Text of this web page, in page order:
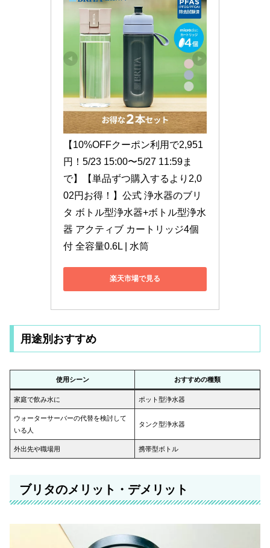
【10%OFFクーポン利用で2,951
円！5/23 15:00〜5/27 11:59ま
で】【単品ずつ購入するより2,0
02円お得！】公式 浄水器のブリ
タ ボトル型浄水器+ボトル型浄水
器 アクティブ カートリッジ4個
付 全容量0.6L | 水筒
楽天市場で見る
用途別おすすめ
使用シーン おすすめの種類
家庭で飲み水に ポット型浄水器
ウォーターサーバーの代替を検討して
いる人
タンク型浄水器
外出先や職場用 携帯型ボトル
ブリタのメリット・デメリット